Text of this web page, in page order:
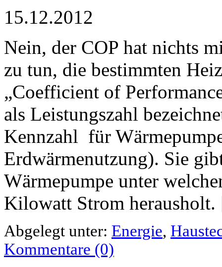
15.12.2012
Nein, der COP hat nichts
zu tun, die bestimmten
„Coefficient of
als Leistungszahl
Kennzahl für
Erdwärmenutzung). Sie
Wärmepumpe unter
Kilowatt Strom
Abgelegt unter: Energie,
Kommentare (0)